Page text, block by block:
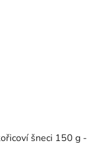
šneci 150 g -